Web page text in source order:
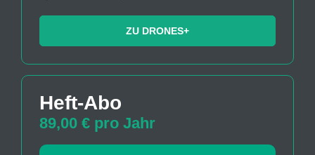
ZU DRONES+
Heft-Abo
89,00 € pro Jahr